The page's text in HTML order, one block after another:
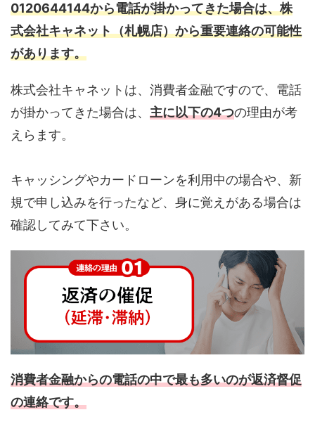
0120644144から電話が掛かってきた場合は、株
式会社キャネット（札幌店）から重要連絡の可能性
があります。
株式会社キャネットは、消費者金融ですので、電話
が掛かってきた場合は、 主に以下の4つの理由が考
えらます。
キャッシングやカードローンを利用中の場合や、新
規で申し込みを行ったなど、身に覚えがある場合は
確認してみて下さい。
消費者金融からの電話の中で最も多いのが返済督促
の連絡です。